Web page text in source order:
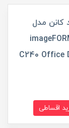
کانن مدل
C240 Office